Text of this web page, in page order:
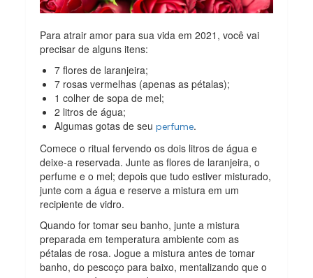
Para atrair amor para sua vida em 2021, você vai
precisar de alguns itens:
7 flores de laranjeira;
7 rosas vermelhas (apenas as pétalas);
1 colher de sopa de mel;
2 litros de água;
Algumas gotas de seuperfume.
Comece o ritual fervendo os dois litros de água e
deixe-a reservada. Junte as flores de laranjeira, o
perfume e o mel; depois que tudo estiver misturado,
junte com a água e reserve a mistura em um
recipiente de vidro.
Quando for tomar seu banho, junte a mistura
preparada em temperatura ambiente com as
pétalas de rosa. Jogue a mistura antes de tomar
banho, do pescoço para baixo, mentalizando que o